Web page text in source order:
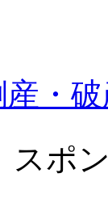
・
スポ